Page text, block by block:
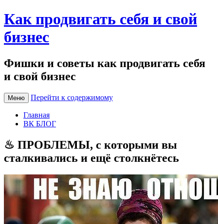
Как продвигать себя и свой
бизнес
Фишки и советы как продвигать себя
и свой бизнес
Меню Перейти к содержимому
Главная
ВК БЛОГ
♨ ПРОБЛЕМЫ, с которыми вы
сталкивались и ещё столкнётесь